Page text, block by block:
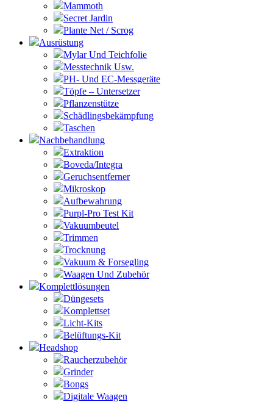
Mammoth
Secret Jardin
Plante Net / Scrog
Ausrüstung
Mylar Und Teichfolie
Messtechnik Usw.
PH- Und EC-Messgeräte
Töpfe – Untersetzer
Pflanzenstütze
Schädlingsbekämpfung
Taschen
Nachbehandlung
Extraktion
Boveda/Integra
Geruchsentferner
Mikroskop
Aufbewahrung
Purpl-Pro Test Kit
Vakuumbeutel
Trimmen
Trocknung
Vakuum & Forsegling
Waagen Und Zubehör
Komplettlösungen
Düngesets
Komplettset
Licht-Kits
Belüftungs-Kit
Headshop
Raucherzubehör
Grinder
Bongs
Digitale Waagen